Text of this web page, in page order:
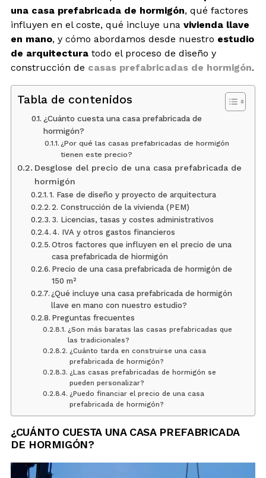
una casa prefabricada de hormigón, qué factores
influyen en el coste, qué incluye una vivienda llave
en mano, y cómo abordamos desde nuestro estudio
de arquitectura todo el proceso de diseño y
construcción de casas prefabricadas de hormigón.
Tabla de contenidos
¿Cuánto cuesta una casa prefabricada de
hormigón?
¿Por qué las casas prefabricadas de hormigón
tienen este precio?
Desglose del precio de una casa prefabricada de
hormigón
1. Fase de diseño y proyecto de arquitectura
2. Construcción de la vivienda (PEM)
3. Licencias, tasas y costes administrativos
4. IVA y otros gastos financieros
Otros factores que influyen en el precio de una
casa prefabricada de hiormigón
Precio de una casa prefabricada de hormigón de
150 m²
¿Qué incluye una casa prefabricada de hormigón
llave en mano con nuestro estudio?
Preguntas frecuentes
¿Son más baratas las casas prefabricadas que
las tradicionales?
¿Cuánto tarda en construirse una casa
prefabricada de hormigón?
¿Las casas prefabricadas de hormigón se
pueden personalizar?
¿Puedo financiar el precio de una casa
prefabricada de hormigón?
¿CUÁNTO CUESTA UNA CASA PREFABRICADA
DE HORMIGÓN?